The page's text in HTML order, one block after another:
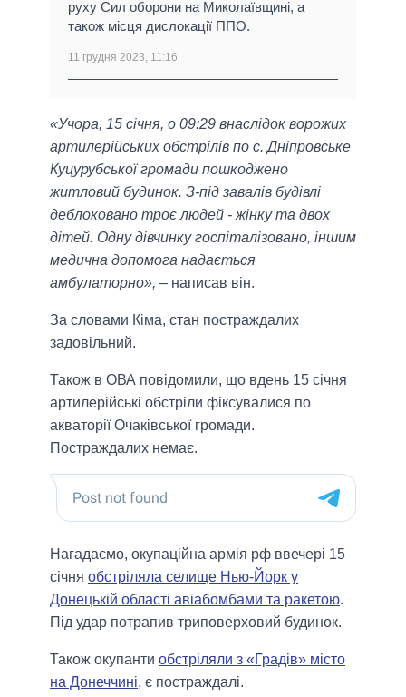
руху Сил оборони на Миколаївщині, а
також місця дислокації ППО.
11 грудня 2023, 11:16
«Учора, 15 січня, о 09:29 внаслідок ворожих
артилерійських обстрілів по с. Дніпровське
Куцурубської громади пошкоджено
житловий будинок. З-під завалів будівлі
деблоковано троє людей - жінку та двох
дітей. Одну дівчинку госпіталізовано, іншим
медична допомога надається
амбулаторно», – написав він.
За словами Кіма, стан постраждалих
задовільний.
Також в ОВА повідомили, що вдень 15 січня
артилерійські обстріли фіксувалися по
акваторії Очаківської громади.
Постраждалих немає.
Нагадаємо, окупаційна армія рф ввечері 15
січня обстріляла селище Нью-Йорк у
Донецькій області авіабомбами та ракетою.
Під удар потрапив триповерховий будинок.
Також окупанти обстріляли з «Градів» місто
на Донеччині, є постраждалі.